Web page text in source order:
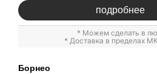
подробнее
* Можем сделать в
* Доставка в пределах
Борнео